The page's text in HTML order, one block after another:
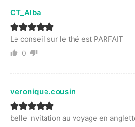
CT_Alba
Le conseil sur le thé est PARFAIT
0
veronique.cousin
belle invitation au voyage en